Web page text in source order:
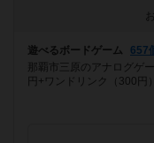
遊べるボードゲーム
657
那覇市三原のアナログゲ
円+ワンドリンク（300円